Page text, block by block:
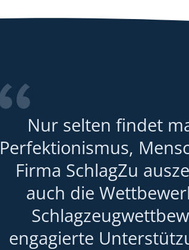
Nur selten findet
Perfektionismus,
Firma SchlagZu
auch die
engagierte